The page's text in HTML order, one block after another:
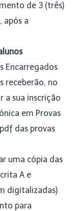
de 3 (três)
após a
Encarregados
receberão, no
a sua inscrição
em Provas
das provas
uma cópia das
A e
digitalizadas)
para